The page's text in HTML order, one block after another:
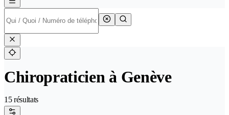
Chiropraticien à Genève
15 résultats